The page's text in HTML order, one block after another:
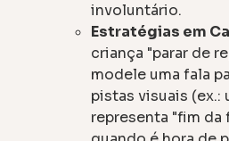
involuntário.
Estratégias em
criança "parar de
modele uma fala
pistas visuais (ex.:
representa "fim da